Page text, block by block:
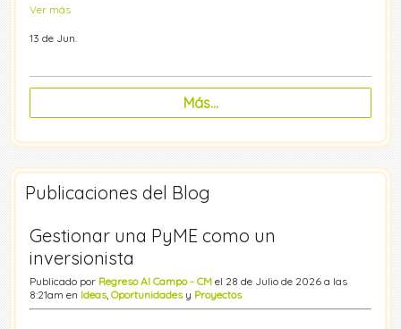
Ver más
13 de Jun.
Más...
Publicaciones del Blog
Gestionar una PyME como un
inversionista
Publicado por Regreso Al Campo - CM el 28 de Julio de 2026 a las
8:21am en Ideas, Oportunidadesy Proyectos